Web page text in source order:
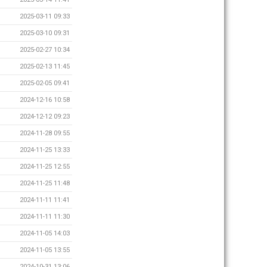
2025-03-11 09:33
2025-03-10 09:31
2025-02-27 10:34
2025-02-13 11:45
2025-02-05 09:41
2024-12-16 10:58
2024-12-12 09:23
2024-11-28 09:55
2024-11-25 13:33
2024-11-25 12:55
2024-11-25 11:48
2024-11-11 11:41
2024-11-11 11:30
2024-11-05 14:03
2024-11-05 13:55